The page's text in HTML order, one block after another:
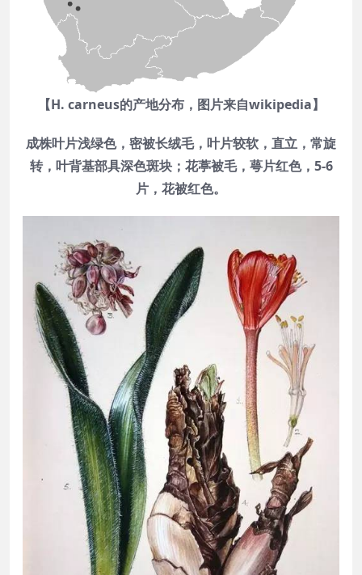
【H. carneus的产地分布，图片来自wikipedia】
成株叶片浅绿色，密被长绒毛，叶片较软，直立，常旋
转，叶背基部具深色斑块；花葶被毛，萼片红色，5-6
片，花被红色。